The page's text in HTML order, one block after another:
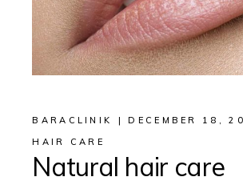
BARACLINIK
DECEMBER 18,
HAIR CARE
Natural hair care